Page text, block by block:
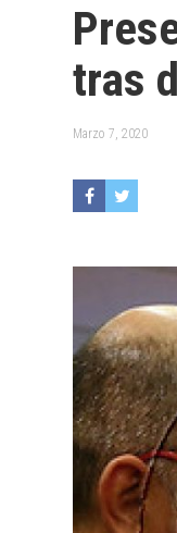
tras
Marzo 7, 2020